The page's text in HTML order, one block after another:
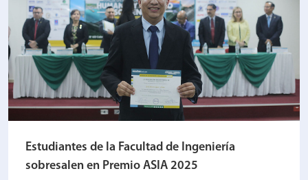
Estudiantes de la Facultad de Ingeniería
sobresalen en Premio ASIA 2025